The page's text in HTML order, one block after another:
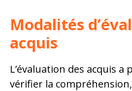
Modalités
acquis
L’évaluation des acquis
vérifier la